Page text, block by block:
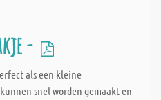
-
als een kleine
snel worden gemaakt en